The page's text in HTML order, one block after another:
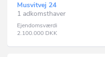
Musvitvej 24
1 adkomsthaver
Ejendomsværdi
2.100.000 DKK